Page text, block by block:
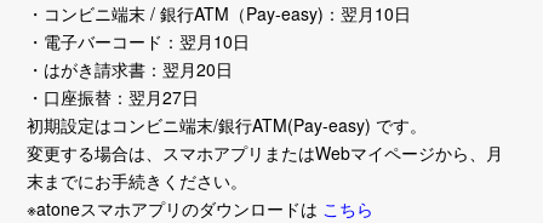
・コンビニ端末 / 銀行ATM（Pay-easy)：翌月10日
・電子バーコード：翌月10日
・はがき請求書：翌月20日
・口座振替：翌月27日
初期設定はコンビニ端末/銀行ATM(Pay-easy) です。
変更する場合は、スマホアプリまたはWebマイページから、月
末までにお手続きください。
※atoneスマホアプリのダウンロードは こちら